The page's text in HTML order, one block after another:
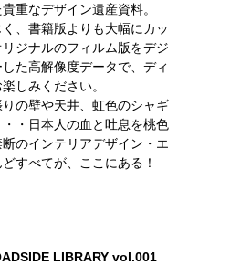
重なデザイン遺産資料。
く、書籍版よりも大幅にカッ
リジナルのフィルム版をデジ
た高解像度データで、ディ
しみください。
の壁や天井、虹色のシャギ
・日本人の血と吐息を桃色
のインテリアデザイン・エ
すべてが、ここにある！
LIBRARY vol.001